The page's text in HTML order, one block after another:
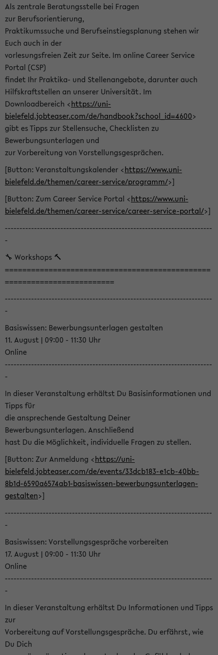
Als zentrale Beratungsstelle bei Fragen
zur Berufsorientierung,
Praktikumssuche und Berufseinstiegsplanung stehen wir
Euch auch in der
vorlesungsfreien Zeit zur Seite. Im online Career Service
Portal (CSP)
findet Ihr Praktika- und Stellenangebote, darunter auch
Hilfskraftstellen an unserer Universität. Im
Downloadbereich <https://uni-
bielefeld.jobteaser.com/de/handbook?school_id=4600>
gibt es Tipps zur Stellensuche, Checklisten zu
Bewerbungsunterlagen und
zur Vorbereitung von Vorstellungsgesprächen.
[Button: Veranstaltungskalender <https://www.uni-
bielefeld.de/themen/career-service/programm/>]
[Button: Zum Career Service Portal <https://www.uni-
bielefeld.de/themen/career-service/career-service-portal/>]
-----------------------------------------------------------------------
-
🔧 Workshops 🔨
===============================================
=========================
-----------------------------------------------------------------------
-
Basiswissen: Bewerbungsunterlagen gestalten
11. August | 09:00 - 11:30 Uhr
Online
-----------------------------------------------------------------------
-
In dieser Veranstaltung erhältst Du Basisinformationen und
Tipps für
die ansprechende Gestaltung Deiner
Bewerbungsunterlagen. Anschließend
hast Du die Möglichkeit, individuelle Fragen zu stellen.
[Button: Zur Anmeldung <https://uni-
bielefeld.jobteaser.com/de/events/33dcb183-e1cb-40bb-
8b1d-6590a6574ab1-basiswissen-bewerbungsunterlagen-
gestalten>]
-----------------------------------------------------------------------
-
Basiswissen: Vorstellungsgespräche vorbereiten
17. August | 09:00 - 11:30 Uhr
Online
-----------------------------------------------------------------------
-
In dieser Veranstaltung erhältst Du Informationen und Tipps
zur
Vorbereitung auf Vorstellungsgespräche. Du erfährst, wie
Du Dich